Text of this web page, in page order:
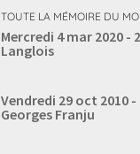
TOUTE LA MÉMOIRE DU
Mercredi 4 mar 2020 -
Langlois
Vendredi 29 oct 2010 -
Georges Franju